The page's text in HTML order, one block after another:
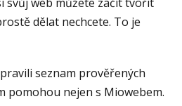
dělat nechcete. To je
seznam prověřených
pomohou nejen s Miowebem.